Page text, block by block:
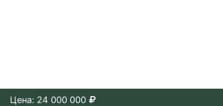
Цена: 24 000 000